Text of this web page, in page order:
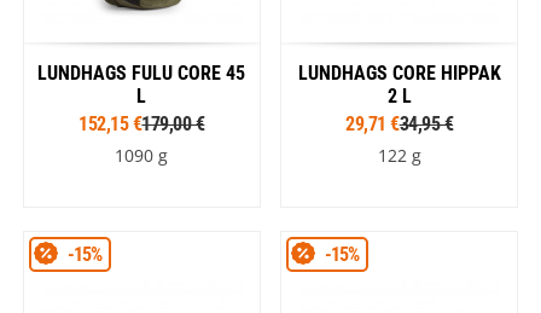
LUNDHAGS FULU CORE 45
L
152,15 €179,00 €
1090 g
LUNDHAGS CORE HIPPAK
2 L
29,71 €34,95 €
122 g
-15% -15%